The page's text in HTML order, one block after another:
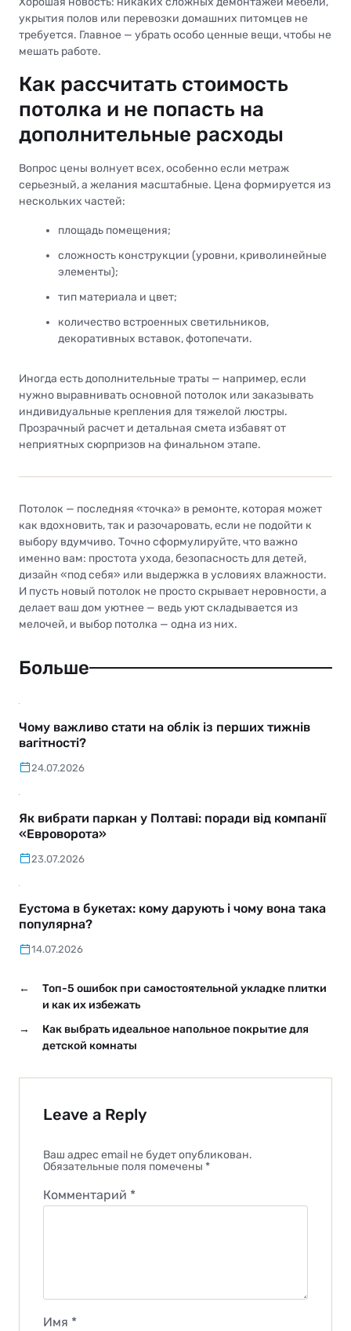
укрытия полов или перевозки домашних питомцев не
требуется. Главное — убрать особо ценные вещи, чтобы не
мешать работе.
Как рассчитать стоимость
потолка и не попасть на
дополнительные расходы
Вопрос цены волнует всех, особенно если метраж
серьезный, а желания масштабные. Цена формируется из
нескольких частей:
площадь помещения;
сложность конструкции (уровни, криволинейные
элементы);
тип материала и цвет;
количество встроенных светильников,
декоративных вставок, фотопечати.
Иногда есть дополнительные траты — например, если
нужно выравнивать основной потолок или заказывать
индивидуальные крепления для тяжелой люстры.
Прозрачный расчет и детальная смета избавят от
неприятных сюрпризов на финальном этапе.
Потолок — последняя «точка» в ремонте, которая может
как вдохновить, так и разочаровать, если не подойти к
выбору вдумчиво. Точно сформулируйте, что важно
именно вам: простота ухода, безопасность для детей,
дизайн «под себя» или выдержка в условиях влажности.
И пусть новый потолок не просто скрывает неровности, а
делает ваш дом уютнее — ведь уют складывается из
мелочей, и выбор потолка — одна из них.
Больше
Чому важливо стати на облік із перших тижнів
вагітності?
24.07.2026
Як вибрати паркан у Полтаві: поради від компанії
«Евроворота»
23.07.2026
Еустома в букетах: кому дарують і чому вона така
популярна?
14.07.2026
←
Топ-5 ошибок при самостоятельной укладке плитки
и как их избежать
→
Как выбрать идеальное напольное покрытие для
детской комнаты
Leave a Reply
Ваш адрес email не будет опубликован.
Обязательные поля помечены *
Комментарий *
Имя *